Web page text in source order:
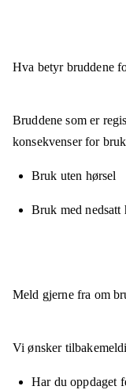
Hva betyr bruddene
Bruddene som er
konsekvenser for
Bruk uten hørsel
Bruk med nedsatt
Meld gjerne fra om
Vi ønsker
Har du oppdaget